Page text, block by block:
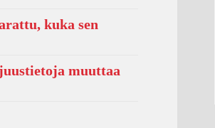
kuka sen
muuttaa